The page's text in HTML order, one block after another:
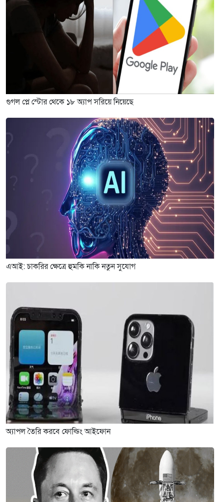
গুগল প্লে স্টোর থেকে ১৮ অ্যাপ সরিয়ে নিয়েছে
এআই: চাকরির ক্ষেত্রে হুমকি নাকি নতুন সুযোগ
অ্যাপল তৈরি করবে ফোল্ডিং আইফোন